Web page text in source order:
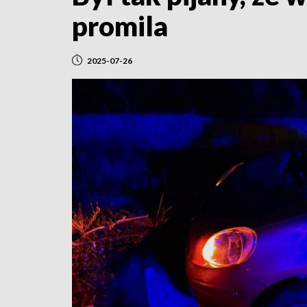
promila
2025-07-26